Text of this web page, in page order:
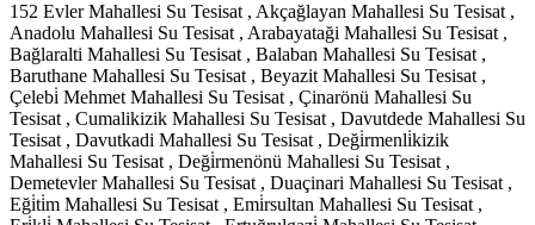
152 Evler Mahallesi Su Tesisat , Akçağlayan Mahallesi Su Tesisat ,
Anadolu Mahallesi Su Tesisat , Arabayataği Mahallesi Su Tesisat ,
Bağlaralti Mahallesi Su Tesisat , Balaban Mahallesi Su Tesisat ,
Baruthane Mahallesi Su Tesisat , Beyazit Mahallesi Su Tesisat ,
Çelebi̇ Mehmet Mahallesi Su Tesisat , Çinarönü Mahallesi Su
Tesisat , Cumalikizik Mahallesi Su Tesisat , Davutdede Mahallesi Su
Tesisat , Davutkadi Mahallesi Su Tesisat , Deği̇rmenli̇kizik
Mahallesi Su Tesisat , Deği̇rmenönü Mahallesi Su Tesisat ,
Demetevler Mahallesi Su Tesisat , Duaçinari Mahallesi Su Tesisat ,
Eği̇ti̇m Mahallesi Su Tesisat , Emi̇rsultan Mahallesi Su Tesisat ,